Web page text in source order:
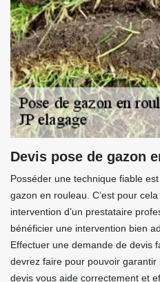
Devis pose de gazon
Posséder une technique fiable
gazon en rouleau. C’est pour
intervention d’un prestataire
bénéficier une intervention bien
Effectuer une demande de devis
devrez faire pour pouvoir
devis vous aide correctement et